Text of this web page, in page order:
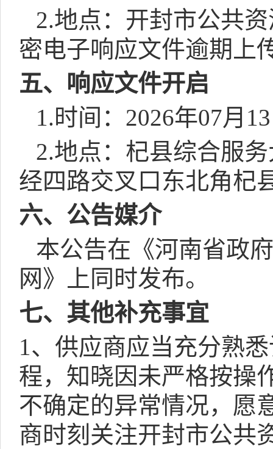
2.地点：开封市公共
密电子响应文件逾期上
五、响应文件开启
1.时间： 2026年07月 13
2.地点：杞县综合服
经四路交叉口东北角杞
六、公告媒介
本公告在《河南省政
网》上同时发布。
七、其他补充事宜
1、供应商应当充分熟
程，知晓因未严格按操
不确定的异常情况，愿
商时刻关注开封市公共